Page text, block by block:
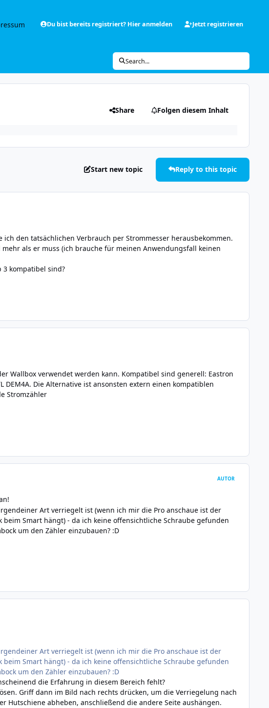
Du bist bereits registriert? Hier anmelden Jetzt registrieren
Search...
Share Folgen diesem Inhalt
Start new topic Reply to this topic
den tatsächlichen Verbrauch per Strommesser herausbekommen.
als er muss (ich brauche für meinen Anwendungsfall keinen
kompatibel sind?
Wallbox verwendet werden kann. Kompatibel sind generell: Eastron
DEM4A. Die Alternative ist ansonsten extern einen kompatiblen
Stromzähler
AUTOR
Art verriegelt ist (wenn ich mir die Pro anschaue ist der
Smart hängt) - da ich keine offensichtliche Schraube gefunden
um den Zähler einzubauen? :D
Art verriegelt ist (wenn ich mir die Pro anschaue ist der
Smart hängt) - da ich keine offensichtliche Schraube gefunden
um den Zähler einzubauen? :D
die Erfahrung in diesem Bereich fehlt?
Griff dann im Bild nach rechts drücken, um die Verriegelung nach
Hutschiene abheben, anschließend die andere Seite aushängen.